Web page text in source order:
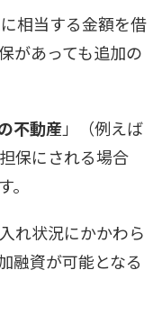
相当する金額を借
があっても追加の
不動産」（例えば
保にされる場合
れ状況にかかわら
融資が可能となる